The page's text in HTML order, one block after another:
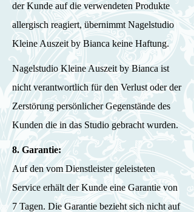
der Kunde auf die verwendeten Produkte
allergisch reagiert, übernimmt Nagelstudio
Kleine Auszeit by Bianca keine Haftung.
Nagelstudio Kleine Auszeit by Bianca ist
nicht verantwortlich für den Verlust oder der
Zerstörung persönlicher Gegenstände des
Kunden die in das Studio gebracht wurden.
8. Garantie:
Auf den vom Dienstleister geleisteten
Service erhält der Kunde eine Garantie von
7 Tagen. Die Garantie bezieht sich nicht auf